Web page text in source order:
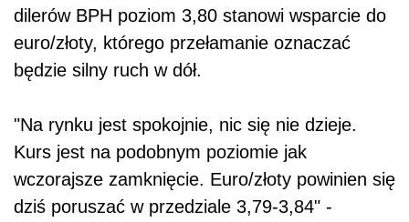
dilerów BPH poziom 3,80 stanowi wsparcie do
euro/złoty, którego przełamanie oznaczać
będzie silny ruch w dół.
"Na rynku jest spokojnie, nic się nie dzieje.
Kurs jest na podobnym poziomie jak
wczorajsze zamknięcie. Euro/złoty powinien się
dziś poruszać w przedziale 3,79-3,84" -